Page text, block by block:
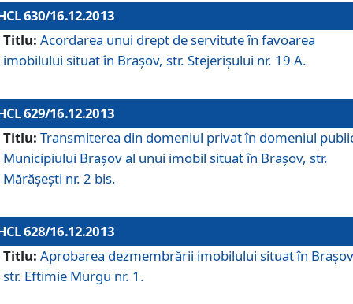
630/16.12.2013
Titlu: Acordarea unui drept de servitute în favoarea
imobilului situat în Braşov, str. Stejerişului nr. 19 A.
629/16.12.2013
Titlu: Transmiterea din domeniul privat în domeniul
Municipiului Braşov al unui imobil situat în Braşov, str.
Mărăşeşti nr. 2 bis.
628/16.12.2013
Titlu: Aprobarea dezmembrării imobilului situat în
str. Eftimie Murgu nr. 1.